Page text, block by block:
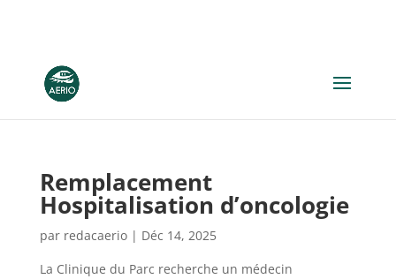
Remplacement
Hospitalisation d’oncologie
par redacaerio| Déc 14, 2025
La Clinique du Parc recherche un médecin